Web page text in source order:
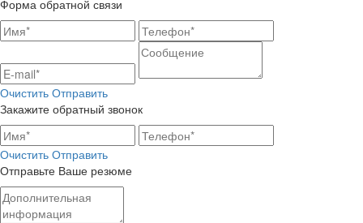
Форма обратной связи
Очистить Отправить
Закажите обратный звонок
Очистить Отправить
Отправьте Ваше резюме